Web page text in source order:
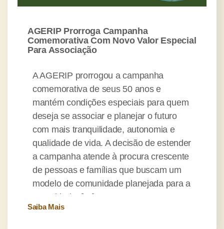
AGERIP Prorroga Campanha
Comemorativa Com Novo Valor Especial
Para Associação
A AGERIP prorrogou a campanha
comemorativa de seus 50 anos e
mantém condições especiais para quem
deseja se associar e planejar o futuro
com mais tranquilidade, autonomia e
qualidade de vida. A decisão de estender
a campanha atende à procura crescente
de pessoas e famílias que buscam um
modelo de comunidade planejada para a
maturidade, […]
Saiba Mais